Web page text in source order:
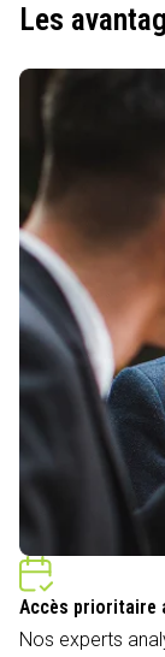
Les
Accès prioritaire
Nos experts